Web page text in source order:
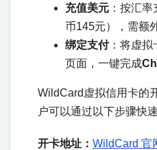
充值美元 ：按汇
币145元），需额
绑定支付：将虚拟
页面，一键完成
WildCard虚拟信用卡的
户可以通过以下步骤快
开卡地址： WildCard 官